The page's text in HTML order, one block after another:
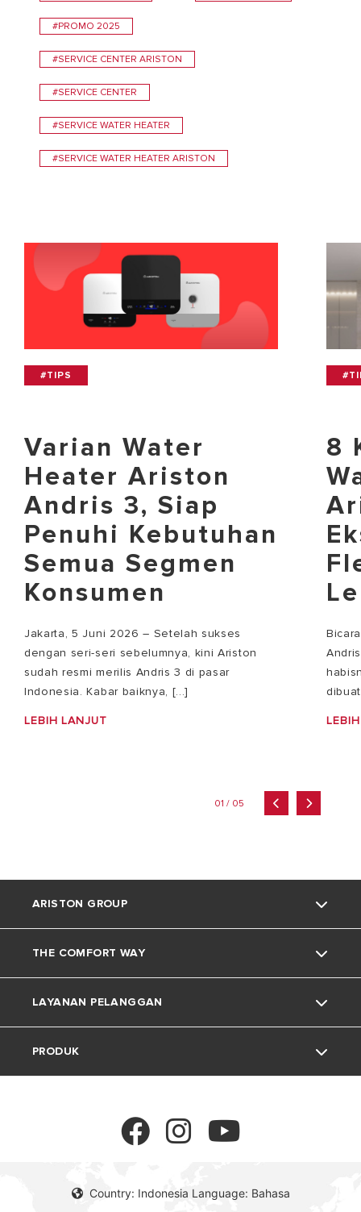
#PROMO 2025
#SERVICE CENTER ARISTON
#SERVICE CENTER
#SERVICE WATER HEATER
#SERVICE WATER HEATER ARISTON
#TIPS
Varian Water
Heater Ariston
Andris 3, Siap
Penuhi Kebutuhan
Semua Segmen
Konsumen
Jakarta, 5 Juni 2026 – Setelah sukses
dengan seri-seri sebelumnya, kini Ariston
sudah resmi merilis Andris 3 di pasar
Indonesia. Kabar baiknya, [...]
LEBIH LANJUT
8
01 / 05
Country: Indonesia Language: Bahasa
ARISTON GROUP
Tentang Ariston
Grup
Karir
THE COMFORT WAY
Trik dan Kiat
Kehidupan Rumah
LAYANAN PELANGGAN
Kontak
PRODUK
Pemanas Air Tenaga Surya